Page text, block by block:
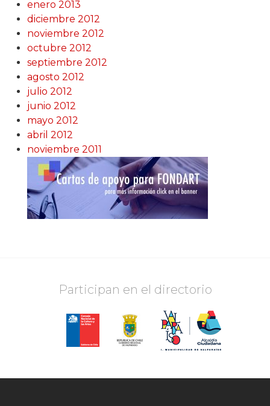
enero 2013
diciembre 2012
noviembre 2012
octubre 2012
septiembre 2012
agosto 2012
julio 2012
junio 2012
mayo 2012
abril 2012
noviembre 2011
Participan en el directorio